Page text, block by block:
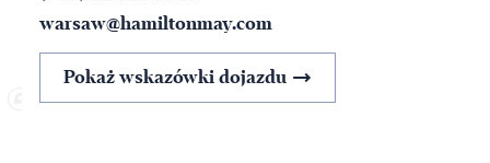
warsaw@hamiltonmay.com
Pokaż wskazówki dojazdu